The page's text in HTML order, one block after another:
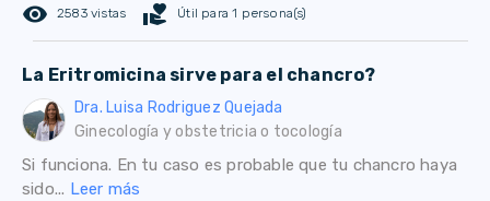
remove_red_eye 2583 vistas volunteer_activism Útil para 1 persona(s)
La Eritromicina sirve para el chancro?
Dra. Luisa Rodriguez Quejada
Ginecología y obstetricia o tocología
Si funciona. En tu caso es probable que tu chancro haya
sido... Leer más